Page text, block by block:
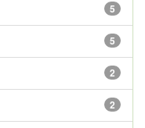
5
5
2
2